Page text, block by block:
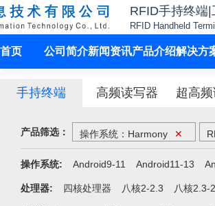
RFID手持终端
RFID Handheld
首页 公司简介新闻资讯产品介绍解决方
手持终端 高频读写器 超高
产品筛选： 操作系统：Harmony ✕
操作系统: Android9-11 Android11-13
处理器: 四核处理器 八核2-2.3 八核2.3-